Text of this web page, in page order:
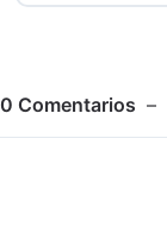
0 Comentarios